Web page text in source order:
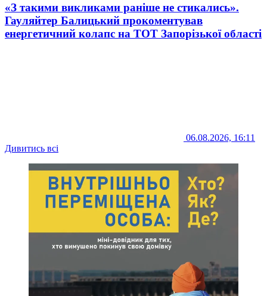
«З такими викликами раніше не стикались».
Гауляйтер Балицький прокоментував
енергетичний колапс на ТОТ Запорізької області
06.08.2026, 16:11
Дивитись всі